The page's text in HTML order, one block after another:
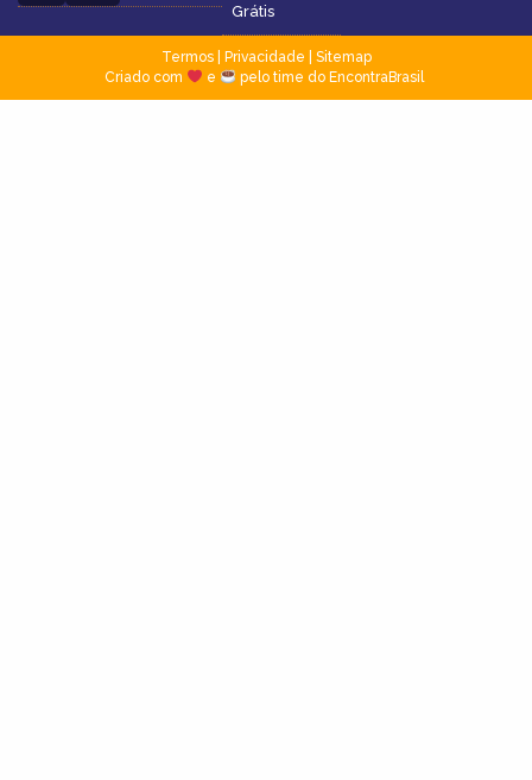
Grátis
Termos| Privacidade
Sitemap
Criado com
e pelo time do EncontraBrasil